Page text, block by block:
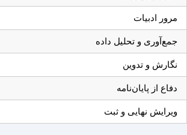
مرور ادبیات
جمع‌آوری و تحلیل داده
نگارش و تدوین
دفاع از پایان‌نامه
ویرایش نهایی و ثبت